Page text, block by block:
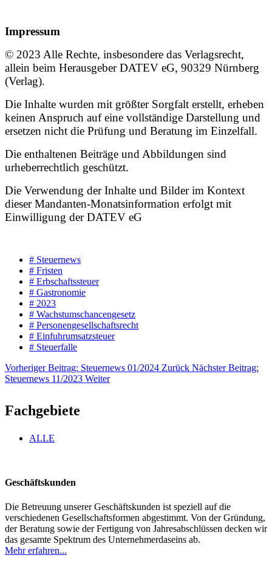
Impressum
© 2023 Alle Rechte, insbesondere das Verlagsrecht,
allein beim Herausgeber DATEV eG, 90329 Nürnberg
(Verlag).
Die Inhalte wurden mit größter Sorgfalt erstellt, erheben
keinen Anspruch auf eine vollständige Darstellung und
ersetzen nicht die Prüfung und Beratung im Einzelfall.
Die enthaltenen Beiträge und Abbildungen sind
urheberrechtlich geschützt.
Die Verwendung der Inhalte und Bilder im Kontext
dieser Mandanten-Monatsinformation erfolgt mit
Einwilligung der DATEV eG
# Steuernews
# Fristen
# Erbschaftssteuer
# Gastronomie
# 2023
# Wachstumschancengesetz
# Personengesellschaftsrecht
# Einfuhrumsatzsteuer
# Steuerfalle
Vorheriger Beitrag: Steuernews 01/2024 Zurück Nächster Beitrag:
Steuernews 11/2023 Weiter
Fachgebiete
ALLE
Geschäftskunden
Die Betreuung unserer Geschäftskunden ist speziell auf die
verschiedenen Gesellschaftsformen abgestimmt. Von der Gründung,
der Beratung sowie der Fertigung von Jahresabschlüssen decken wir
das gesamte Spektrum des Unternehmerdaseins ab.
Mehr erfahren...